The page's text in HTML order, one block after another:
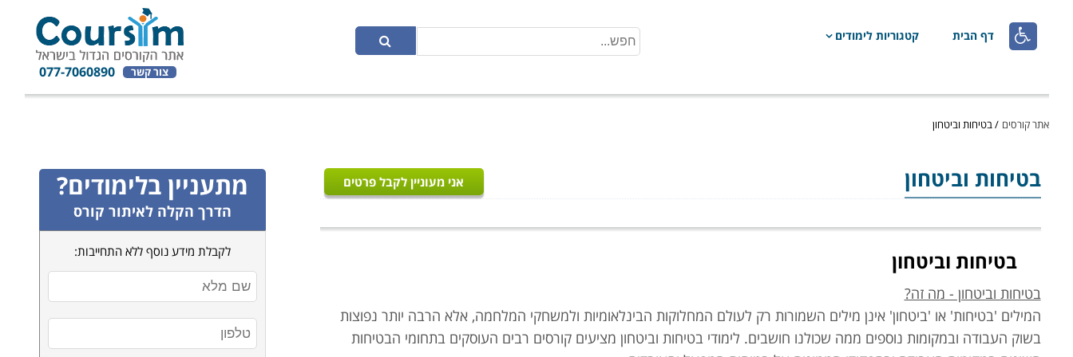
 דף הבית קטגוריות לימודים
צור קשר 077-7060890
אתר קורסים /בטיחות וביטחון
בטיחות וביטחון אני מעוניין לקבל פרטים
בטיחות וביטחון
בטיחות וביטחון - מה זה?
המילים 'בטיחות' או 'ביטחון' אינן מילים השמורות רק לעולם המחלוקות הבינלאומיות ולמשחקי המלחמה, אלא הרבה יותר נפוצות
בשוק העבודה ובמקומות נוספים ממה שכולנו חושבים. לימודי בטיחות וביטחון מציעים קורסים רבים העוסקים בתחומי הבטיחות
מתעניין בלימודים?
הדרך הקלה לאיתור קורס
לקבלת מידע נוסף ללא התחייבות: